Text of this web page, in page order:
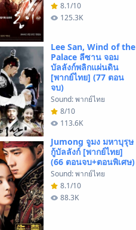
8.1/10
125.3K
Lee San, Wind of the
Palace ลีซาน จอม
บัลลังก์พลิกแผ่นดิน
[พากย์ไทย] (77 ตอน
จบ)
Sound: พากย์ไทย
8/10
113.6K
Jumong จูมง มหาบุรุษ
กู้บัลลังก์ [พากย์ไทย]
(66 ตอนจบ+ตอนพิเศษ)
Sound: พากย์ไทย
8.1/10
88.3K